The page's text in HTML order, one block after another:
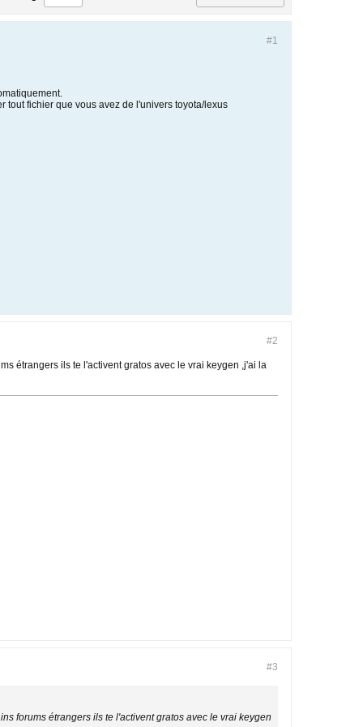
#1
tout fichier que vous avez de l'univers toyota/lexus
#2
étrangers ils te l'activent gratos avec le vrai keygen ,j'ai la
#3
forums étrangers ils te l'activent gratos avec le vrai keygen